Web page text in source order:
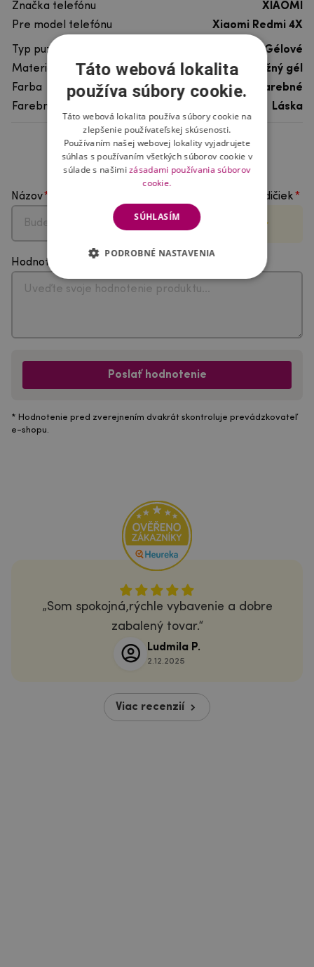
Značka telefónu
XIAOMI
Pre model telefónu
Xiaomi Redmi 4X
Typ puzdra
Gélové
Materiál
pružný gél
Farba
viacfarebné
Farebný motív
Láska
Hodnotenie produktu
Názov Vyberte počet hviezdičiek
Hodnotenie
Poslať hodnotenie
* Hodnotenie pred zverejnením dvakrát skontroluje prevádzkovateľ
e-shopu.
Som spokojná,rýchle vybavenie a dobre
zabalený tovar.
Ludmila P.
2.12.2025
Viac recenzií
Táto webová lokalita
používa súbory cookie.
Táto webová lokalita používa súbory cookie na
zlepšenie používateľskej skúsenosti.
Používaním našej webovej lokality vyjadrujete
súhlas s používaním všetkých súborov cookie v
súlade s našimizásadami používania súborov
cookie.
SÚHLASÍM
PODROBNÉ NASTAVENIA